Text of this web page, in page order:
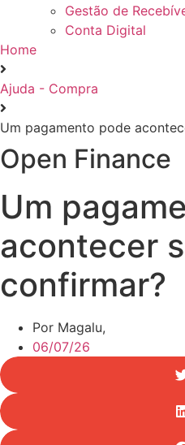
Gestão de
Conta Digital
Home
Ajuda - Compra
Um pagamento pode
Open Finance
Um
acontecer
confirmar?
Por Magalu,
06/07/26